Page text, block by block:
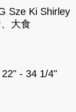
Ki Shirley
大食
- 34 1/4"